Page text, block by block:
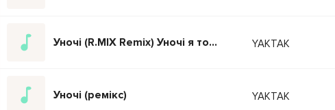
Уночі (R.MIX Remix) Уночі я тобі так просто під гітару YAKTAK
Уночі (ремікс) YAKTAK